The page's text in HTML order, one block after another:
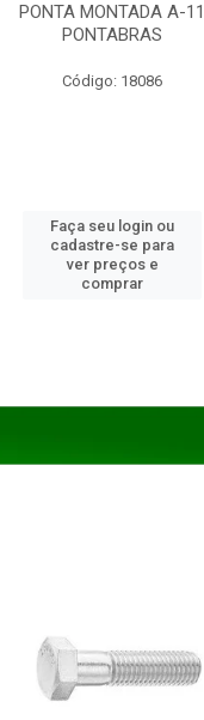
PONTA MONTADA A-11
PONTABRAS
Código: 18086
Faça seu login ou
cadastre-se para
ver preços e
comprar